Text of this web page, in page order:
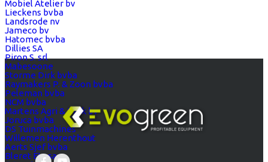
Mobiel Atelier bv
Lieckens bvba
Landsrode nv
Jameco bv
Hatomec bvba
Dillies SA
Piron S. srl
Mabesoone
Storme Dirk bvba
Raymakers P. & Zoon bvba
Peleman bvba
NCM bvba
Martens Agri & Park bv
Joruca bvba
DS Tuinmachines
Willemen Herenthout
Aerts Sjef bvba
Bleret Ets sa